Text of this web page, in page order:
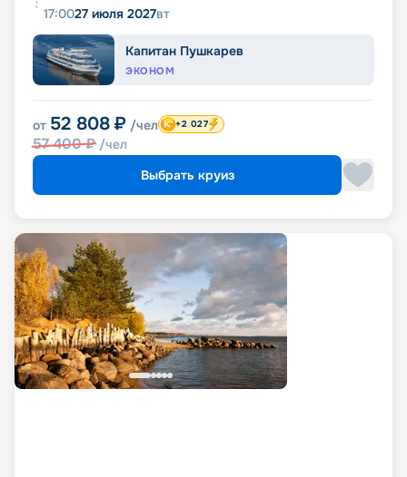
17:0027 июля 2027вт
Капитан Пушкарев
ЭКОНОМ
от 52 808 ₽ /чел
57 400₽ /чел
+2 027
Выбрать круиз